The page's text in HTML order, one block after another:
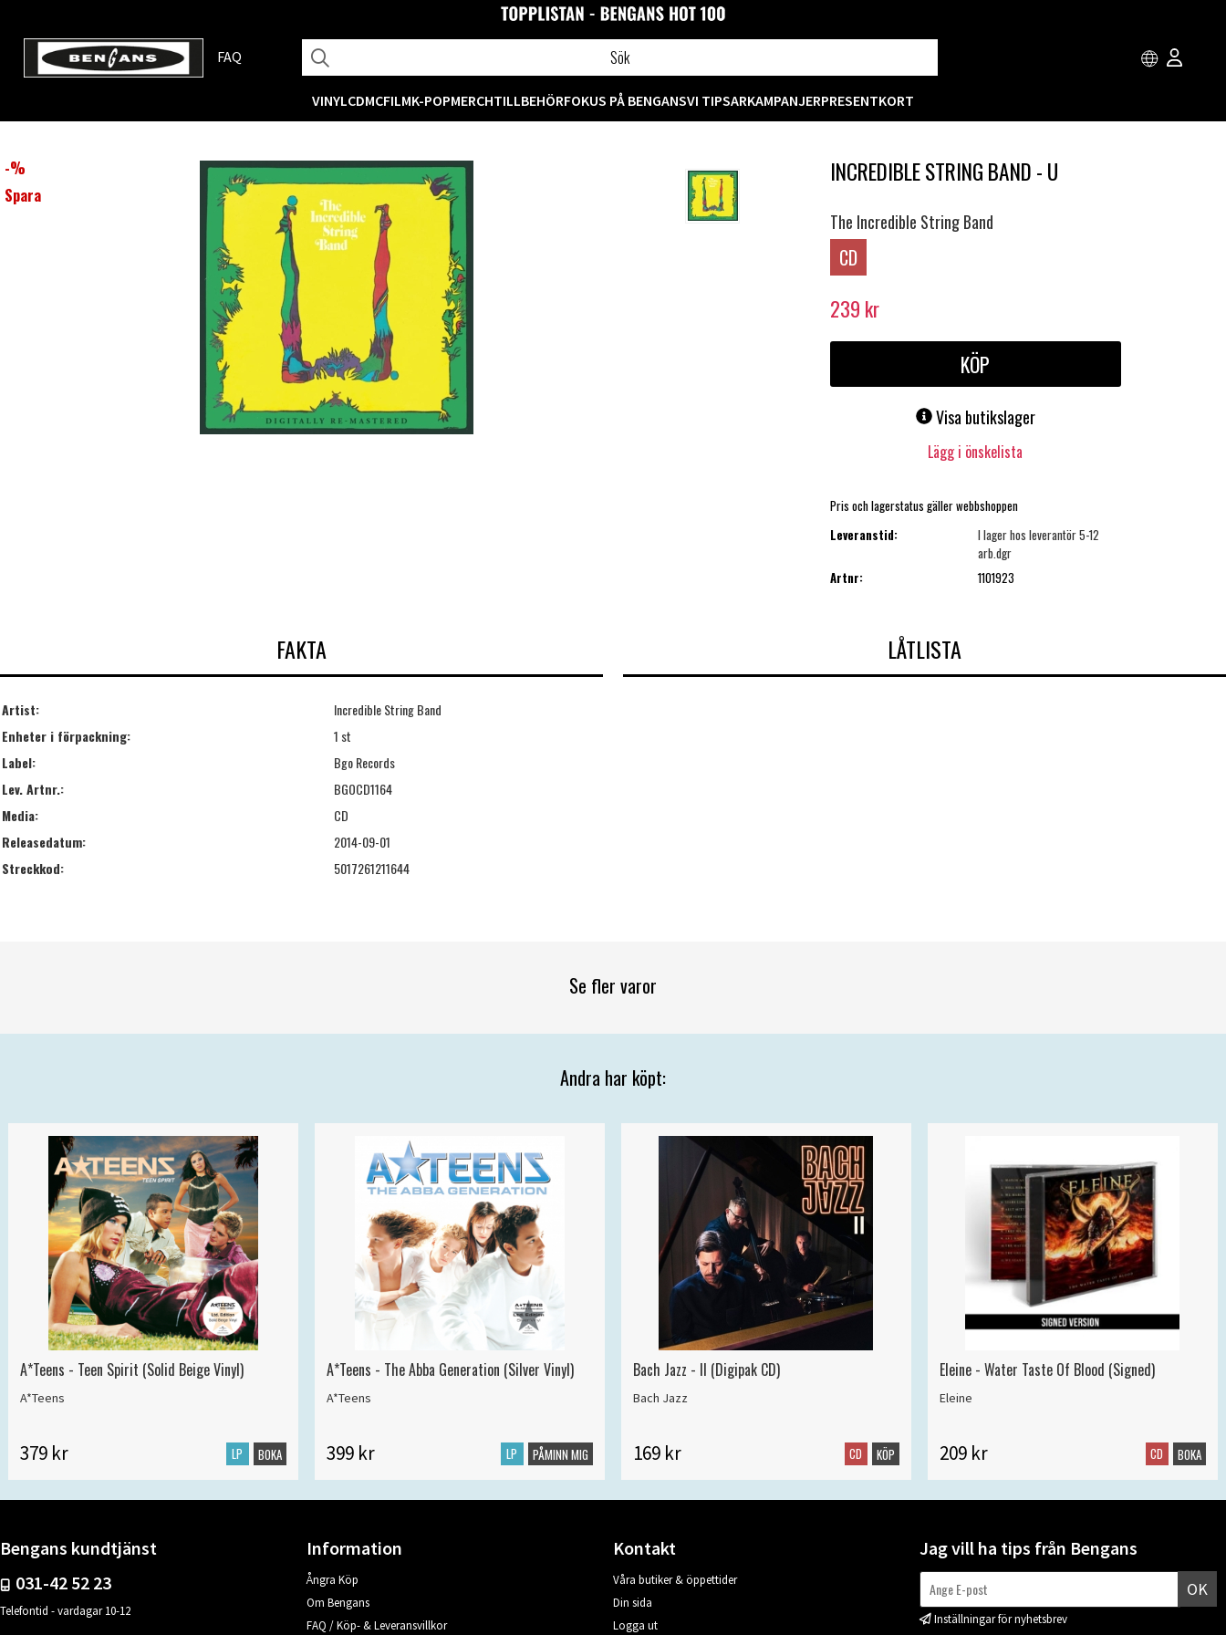
FAQ
VINYLCDMCFILMK-POPMERCHTILLBEHÖRFOKUS PÅ BENGANSVI TIPSARKAMPANJERPRESENTKORT
-%
Spara
INCREDIBLE STRING BAND - U
The Incredible String Band
CD
239 kr
KÖP
Visa butikslager
Lägg i önskelista
Pris och lagerstatus gäller webbshoppen
Leveranstid:
I lager hos leverantör 5-12
arb.dgr
Artnr:
1101923
FAKTA
Artist:
Incredible String Band
Enheter i förpackning:
1 st
Label:
Bgo Records
Lev. Artnr.:
BGOCD1164
Media:
CD
Releasedatum:
2014-09-01
Streckkod:
5017261211644
LÅTLISTA
Se fler varor
Andra har köpt:
A*Teens - Teen Spirit (Solid Beige Vinyl)
A*Teens
379 kr LP BOKA
A*Teens - The Abba Generation (Silver Vinyl)
A*Teens
399 kr LP PÅMINN MIG
Bach Jazz - II (Digipak CD)
Bach Jazz
169 kr CD KÖP
Eleine - Water Taste Of Blood (Signed)
Eleine
209 kr CD BOKA
Bengans kundtjänst
031-42 52 23
Telefontid - vardagar 10-12
Information
Ångra Köp
Om Bengans
FAQ / Köp- & Leveransvillkor
Kontakt
Våra butiker & öppettider
Din sida
Logga ut
Jag vill ha tips från Bengans
OK
Inställningar för nyhetsbrev